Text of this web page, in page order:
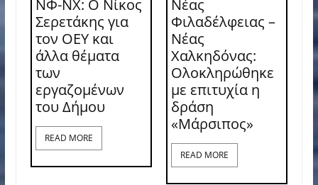
ΝΦ-ΝΧ: O Νίκος
Σερετάκης για
τον ΟΕΥ και
άλλα θέματα
των
εργαζομένων
του Δήμου
READ MORE
Νέας
Φιλαδέλφειας –
Νέας
Χαλκηδόνας:
Ολοκληρώθηκε
με επιτυχία η
δράση
«Μάρσιπος»
READ MORE